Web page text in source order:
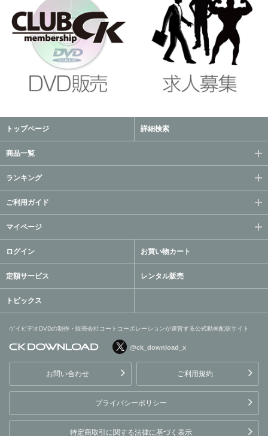
トップページ 詳細検索
商品一覧
ランキング
ご利用ガイド
マイページ
ログイン お買い物カート
定額サービス レンタル販売
トピックス
ゲイビデオDVDの制作・販売会社コートコーポレーションが運営する公式動画配信サイト
ョンが運営する公式動画配
信サイト
@ck_download_x
お問い合わせ ご利用規約
プライバシーポリシー
特定商取引に関する法律に基づく表示